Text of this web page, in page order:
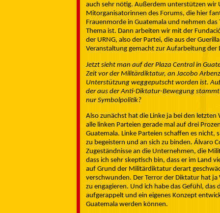
auch sehr nötig. Außerdem unterstützen wir
Mitorganisatorinnen des Forums, die hier
Frauenmorde in Guatemala und nehmen
Thema ist. Dann arbeiten wir mit der
der URNG, also der Partei, die aus der
Veranstaltung gemacht zur Aufarbeitung der
Jetzt sieht man auf der Plaza Central in
Zeit vor der Militärdiktatur, an Jacobo
Unterstützung weggeputscht worden ist.
der aus der Anti-Diktatur-Bewegung
nur Symbolpolitik?
Also zunächst hat die Linke ja bei den
alle linken Parteien gerade mal auf drei
Guatemala. Linke Parteien schaffen es nicht,
zu begeistern und an sich zu binden. Álvaro
Zugeständnisse an die Unternehmen, die
dass ich sehr skeptisch bin, dass er im Land
auf Grund der Militärdiktatur derart
verschwunden. Der Terror der Diktatur hat
zu engagieren. Und ich habe das Gefühl, das
aufgerappelt und ein eigenes Konzept
Guatemala werden können.